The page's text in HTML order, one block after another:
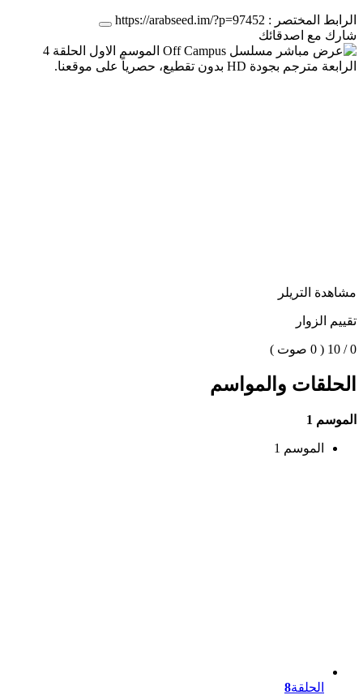
الرابط المختصر : https://arabseed.im/?p=97452
شارك مع اصدقائك
مشاهدة التريلر
تقييم الزوار
0 / 10 ( 0 صوت )
الحلقات والمواسم
الموسم 1
الموسم 1
الحلقة8